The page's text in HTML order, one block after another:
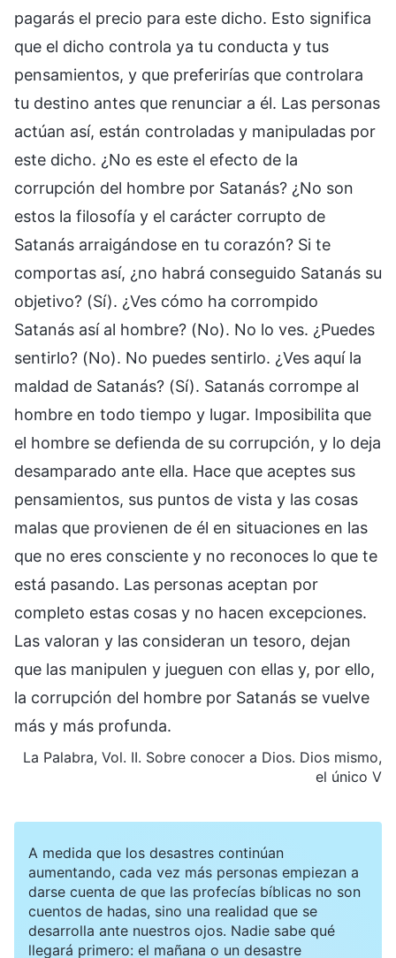
pagarás el precio para este dicho. Esto significa
que el dicho controla ya tu conducta y tus
pensamientos, y que preferirías que controlara
tu destino antes que renunciar a él. Las personas
actúan así, están controladas y manipuladas por
este dicho. ¿No es este el efecto de la
corrupción del hombre por Satanás? ¿No son
estos la filosofía y el carácter corrupto de
Satanás arraigándose en tu corazón? Si te
comportas así, ¿no habrá conseguido Satanás su
objetivo? (Sí). ¿Ves cómo ha corrompido
Satanás así al hombre? (No). No lo ves. ¿Puedes
sentirlo? (No). No puedes sentirlo. ¿Ves aquí la
maldad de Satanás? (Sí). Satanás corrompe al
hombre en todo tiempo y lugar. Imposibilita que
el hombre se defienda de su corrupción, y lo deja
desamparado ante ella. Hace que aceptes sus
pensamientos, sus puntos de vista y las cosas
malas que provienen de él en situaciones en las
que no eres consciente y no reconoces lo que te
está pasando. Las personas aceptan por
completo estas cosas y no hacen excepciones.
Las valoran y las consideran un tesoro, dejan
que las manipulen y jueguen con ellas y, por ello,
la corrupción del hombre por Satanás se vuelve
más y más profunda.
La Palabra, Vol. II. Sobre conocer a Dios. Dios mismo,
el único V
A medida que los desastres continúan
aumentando, cada vez más personas empiezan a
darse cuenta de que las profecías bíblicas no son
cuentos de hadas, sino una realidad que se
desarrolla ante nuestros ojos. Nadie sabe qué
llegará primero: el mañana o un desastre